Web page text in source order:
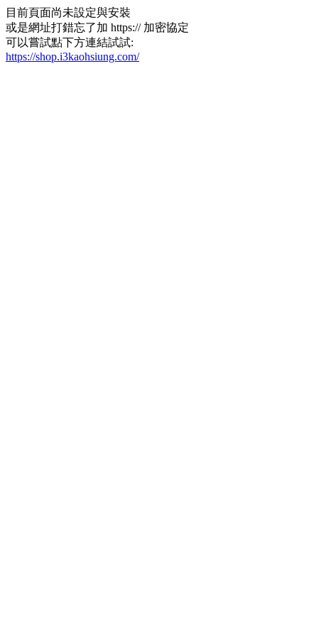
目前頁面尚未設定與安裝
或是網址打錯忘了加 https:// 加密協定
可以嘗試點下方連結試試:
https://shop.i3kaohsiung.com/